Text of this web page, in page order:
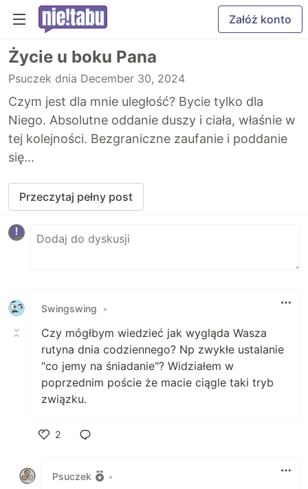
Załóż konto
Życie u boku Pana
Psuczek dnia December 30, 2024
Czym jest dla mnie uległość? Bycie tylko dla
Niego. Absolutne oddanie duszy i ciała, właśnie w
tej kolejności. Bezgraniczne zaufanie i poddanie
się...
Przeczytaj pełny post
Swingswing •
Czy mógłbym wiedzieć jak wygląda Wasza
rutyna dnia codziennego? Np zwykłe ustalanie
"co jemy na śniadanie"? Widziałem w
poprzednim poście że macie ciągle taki tryb
związku.
2
Psuczek
•